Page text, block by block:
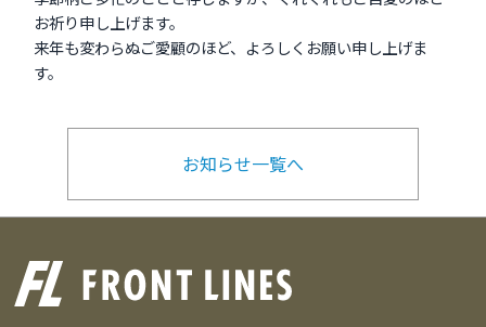
お祈り申し上げます。
来年も変わらぬご愛顧のほど、よろしくお願い申し上げま
す。
お知らせ一覧へ